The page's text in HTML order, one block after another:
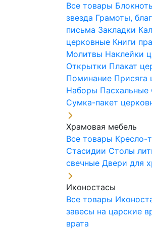
Все товары
звезда Грамоты,
письма Закладки
церковные Книги
Молитвы Наклейки
Открытки Плакат
Поминание Присяга
Наборы Пасхальные
Сумка-пакет
Храмовая мебель
Все товары Кресло-
Стасидии Столы
свечные Двери для
Иконостасы
Все товары
завесы на царские
врата